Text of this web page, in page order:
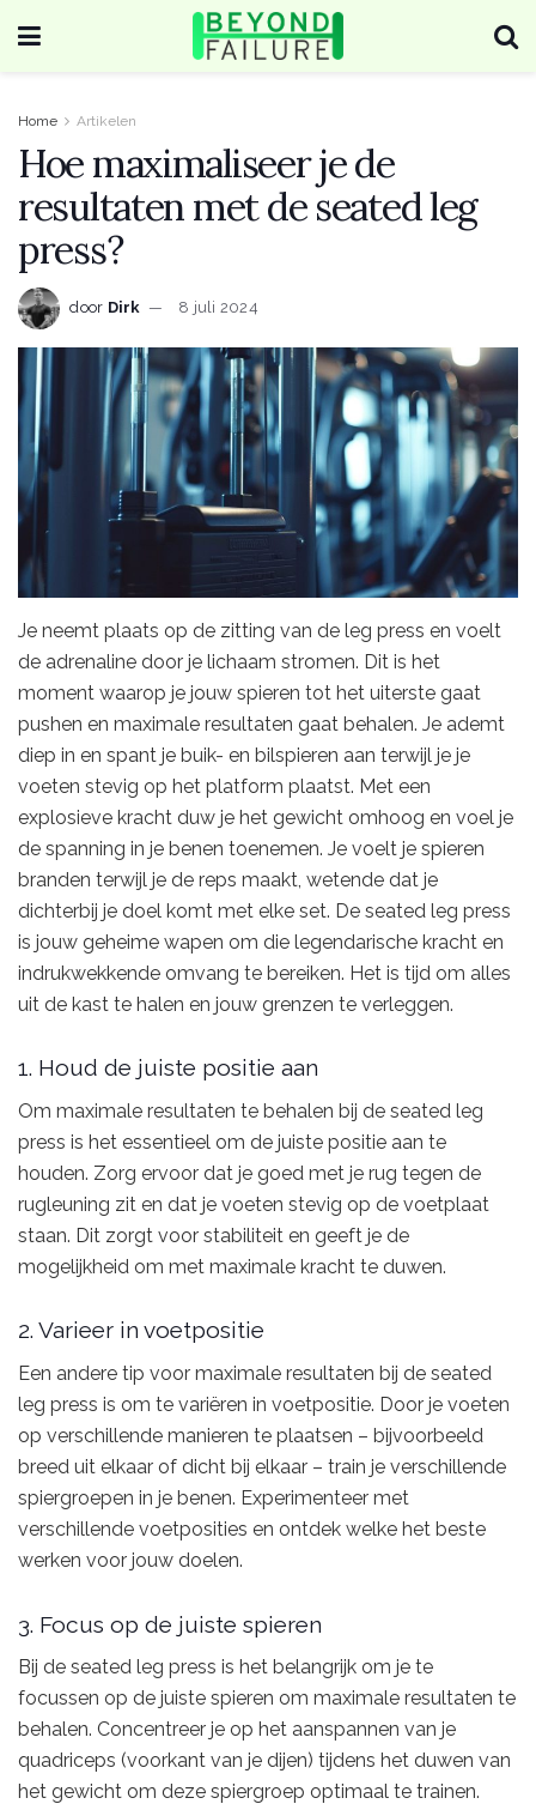
Home Artikelen
Hoe maximaliseer je de
resultaten met de seated leg
press?
door Dirk 8 juli 2024
Je neemt plaats op de zitting van de leg press en voelt
de adrenaline door je lichaam stromen. Dit is het
moment waarop je jouw spieren tot het uiterste gaat
pushen en maximale resultaten gaat behalen. Je ademt
diep in en spant je buik- en bilspieren aan terwijl je je
voeten stevig op het platform plaatst. Met een
explosieve kracht duw je het gewicht omhoog en voel je
de spanning in je benen toenemen. Je voelt je spieren
branden terwijl je de reps maakt, wetende dat je
dichterbij je doel komt met elke set. De seated leg press
is jouw geheime wapen om die legendarische kracht en
indrukwekkende omvang te bereiken. Het is tijd om alles
uit de kast te halen en jouw grenzen te verleggen.
1. Houd de juiste positie aan
Om maximale resultaten te behalen bij de seated leg
press is het essentieel om de juiste positie aan te
houden. Zorg ervoor dat je goed met je rug tegen de
rugleuning zit en dat je voeten stevig op de voetplaat
staan. Dit zorgt voor stabiliteit en geeft je de
mogelijkheid om met maximale kracht te duwen.
2. Varieer in voetpositie
Een andere tip voor maximale resultaten bij de seated
leg press is om te variëren in voetpositie. Door je voeten
op verschillende manieren te plaatsen – bijvoorbeeld
breed uit elkaar of dicht bij elkaar – train je verschillende
spiergroepen in je benen. Experimenteer met
verschillende voetposities en ontdek welke het beste
werken voor jouw doelen.
3. Focus op de juiste spieren
Bij de seated leg press is het belangrijk om je te
focussen op de juiste spieren om maximale resultaten te
behalen. Concentreer je op het aanspannen van je
quadriceps (voorkant van je dijen) tijdens het duwen van
het gewicht om deze spiergroep optimaal te trainen.